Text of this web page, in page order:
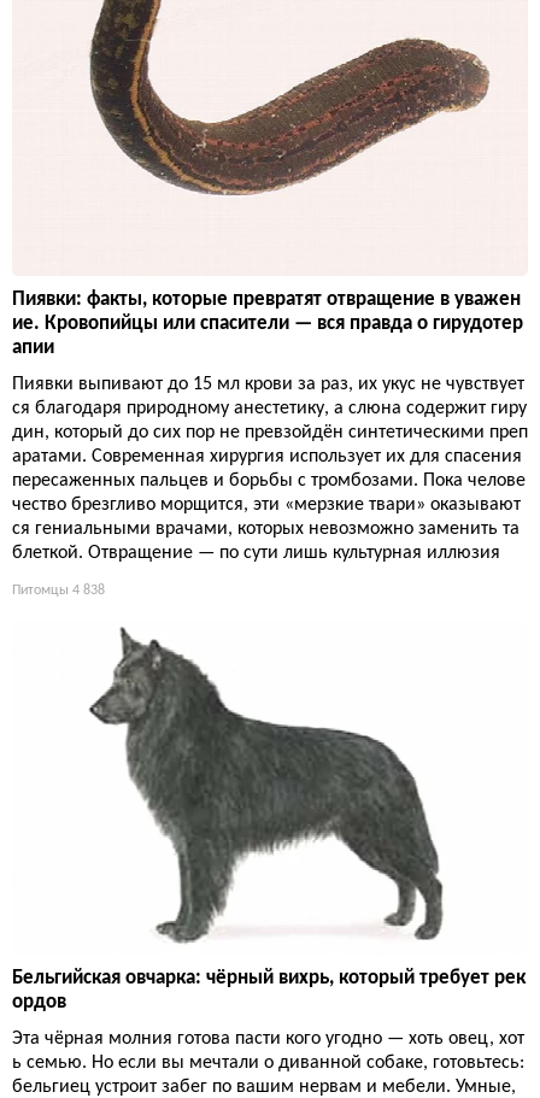
Пиявки: факты, которые превратят отвращение в уважен
ие. Кровопийцы или спасители — вся правда о гирудотер
апии
Пиявки выпивают до 15 мл крови за раз, их укус не чувствует
ся благодаря природному анестетику, а слюна содержит гиру
дин, который до сих пор не превзойдён синтетическими преп
аратами. Современная хирургия использует их для спасения
пересаженных пальцев и борьбы с тромбозами. Пока челове
чество брезгливо морщится, эти «мерзкие твари» оказывают
ся гениальными врачами, которых невозможно заменить та
блеткой. Отвращение — по сути лишь культурная иллюзия
Питомцы 4 838
Бельгийская овчарка: чёрный вихрь, который требует рек
ордов
Эта чёрная молния готова пасти кого угодно — хоть овец, хот
ь семью. Но если вы мечтали о диванной собаке, готовьтесь:
бельгиец устроит забег по вашим нервам и мебели. Умные,